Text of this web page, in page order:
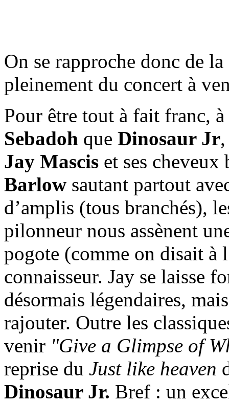
On se rapproche donc de
pleinement du concert à
Pour être tout à fait franc,
Sebadoh que Dinosaur Jr
Jay Mascis et ses
Barlow sautant partout
d’amplis (tous branchés),
pilonneur nous assènent
pogote (comme on disait
connaisseur. Jay se laisse
désormais légendaires,
rajouter. Outre les
venir "Give a Glimpse of
reprise du Just like heaven
Dinosaur Jr. Bref : un